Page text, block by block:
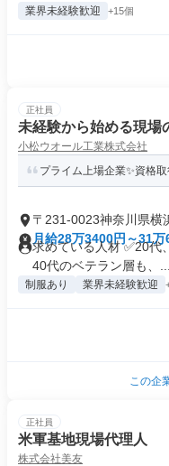
業界未経験歓迎 +15個
正社員
未経験から始める現場
小松ウオール工業株式会社
プライム上場企業✨資格
〒231-0023神奈川県横
月給28万3400円～31万
求めている人材 ✅20代
40代のベテラン層も、...
制服あり 業界未経験歓迎
この企
正社員
米軍基地現場代理人
株式会社美友